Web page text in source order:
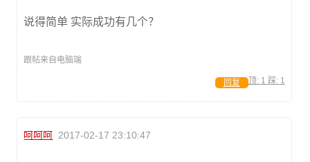
说得简单 实际成功有几个？
跟帖来自电脑端
顶: 1 踩: 1
回复
呵呵呵 2017-02-17 23:10:47